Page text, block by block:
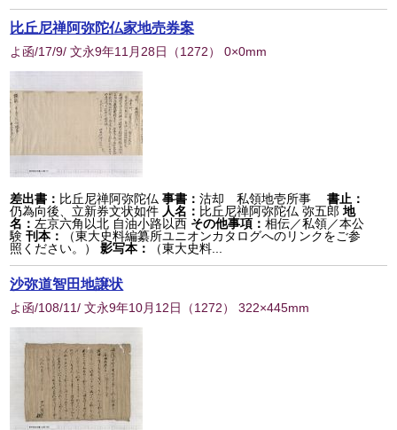
比丘尼禅阿弥陀仏家地売券案
よ函/17/9/ 文永9年11月28日 （1272） 0×0mm
差出書： 比丘尼禅阿弥陀仏 事書：沽却 私領地壱所事
書止：
仍為向後、立新券文状如件 人名： 比丘尼禅阿弥陀仏 弥五郎 地
名： 左京六角以北 自油小路以西 その他事項：相伝／私領／本公
験 刊本：
（東大史料編纂所ユニオンカタログへのリンクをご参
照ください。）
影写本： （東大史料...
沙弥道智田地譲状
よ函/108/11/ 文永9年10月12日 （1272） 322×445mm